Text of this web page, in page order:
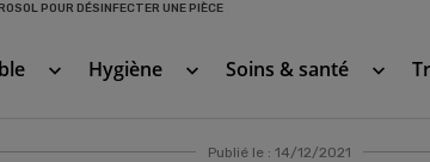
POUR DÉSINFECTER UNE PIÈCE
keyboard_arrow_down Hygiène keyboard_arrow_down Soins & santé keyboard_arrow_down
Publié le : 14/12/2021